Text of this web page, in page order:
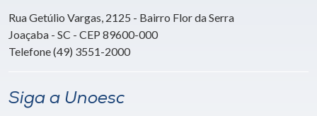
Rua Getúlio Vargas, 2125 - Bairro Flor da Serra
Joaçaba - SC - CEP 89600-000
Telefone (49) 3551-2000
Siga a Unoesc